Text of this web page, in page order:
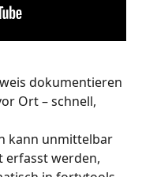
dokumentieren
Ort – schnell,
kann unmittelbar
erfasst werden,